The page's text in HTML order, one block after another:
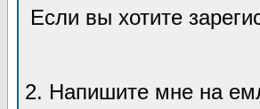
Если вы хотите
2. Напишите мне на